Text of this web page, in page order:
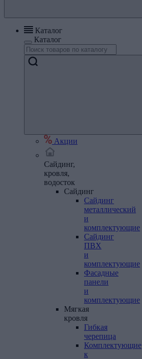
Каталог
Каталог
Акции
Сайдинг,
кровля,
водосток
Сайдинг
Сайдинг
металлический
и
комплектующие
Сайдинг
ПВХ
и
комплектующие
Фасадные
панели
и
комплектующие
Мягкая
кровля
Гибкая
черепица
Комплектующие
к